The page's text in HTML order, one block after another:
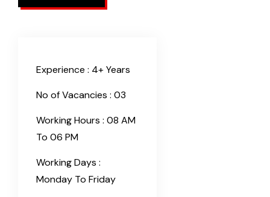
Experience : 4+ Years
No of Vacancies : 03
Working Hours : 08 AM
To 06 PM
Working Days :
Monday To Friday